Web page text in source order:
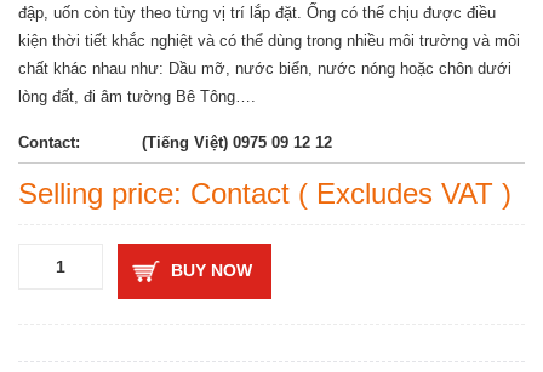
đập, uốn còn tùy theo từng vị trí lắp đặt. Ống có thể chịu được điều
kiện thời tiết khắc nghiệt và có thể dùng trong nhiều môi trường và môi
chất khác nhau như: Dầu mỡ, nước biển, nước nóng hoặc chôn dưới
lòng đất, đi âm tường Bê Tông….
Contact: (Tiếng Việt) 0975 09 12 12
Selling price: Contact ( Excludes VAT )
BUY NOW